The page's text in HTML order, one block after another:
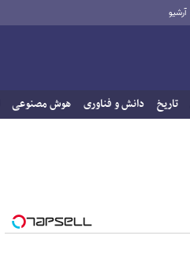
آرشیو
تاریخ دانش و فناوری هوش مصنوعی